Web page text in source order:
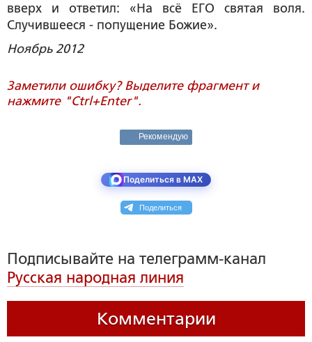
вверх и ответил: «На всё ЕГО святая воля.
Случившееся - попущение Божие».
Ноябрь 2012
Заметили ошибку? Выделите фрагмент и
нажмите "Ctrl+Enter".
Рекомендую
Поделиться в MAX
Поделиться
Подписывайте на телеграмм-канал
Русская народная линия
Комментарии